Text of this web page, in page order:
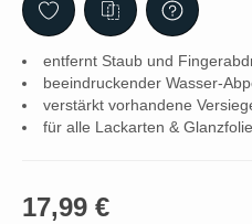
entfernt Staub und
beeindruckender Wasser-
verstärkt vorhandene
für alle Lackarten &
17,99 €